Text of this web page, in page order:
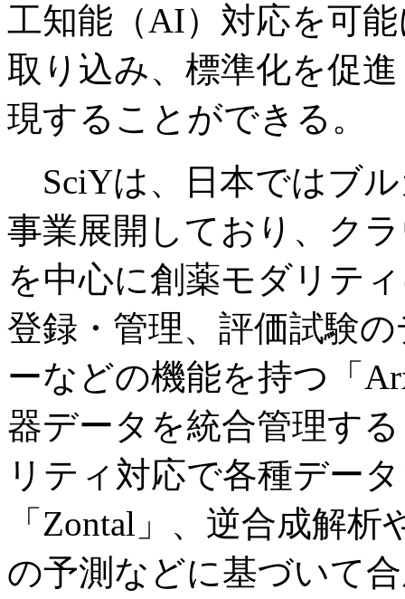
工知能（AI）対応を可
取り込み、標準化を促
現することができる。
SciYは、日本ではブ
事業展開しており、ク
を中心に創薬モダリテ
登録・管理、評価試験
ーなどの機能を持つ「
器データを統合管理す
リティ対応で各種デー
「Zontal」、逆合成解
の予測などに基づいて